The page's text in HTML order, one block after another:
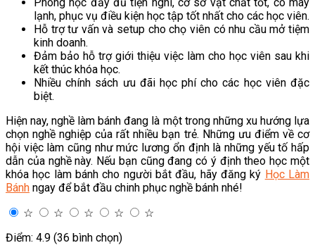
lạnh, phục vụ điều kiện học tập tốt nhất cho các học viên.
Hỗ trợ tư vấn và setup cho chọ viên có nhu cầu mở tiệm
kinh doanh.
Đảm bảo hỗ trợ giới thiệu việc làm cho học viên sau khi
kết thúc khóa học.
Nhiều chính sách ưu đãi học phí cho các học viên đặc
biệt.
Hiện nay, nghề làm bánh đang là một trong những xu hướng lựa
chọn nghề nghiệp của rất nhiều bạn trẻ. Những ưu điểm về cơ
hội việc làm cũng như mức lương ổn định là những yếu tố hấp
dẫn của nghề này. Nếu bạn cũng đang có ý định theo học một
khóa học làm bánh cho người bắt đầu, hãy đăng ký Học Làm
Bánh ngay để bắt đầu chinh phục nghề bánh nhé!
☆
☆ ☆ ☆
☆
Điểm: 4.9 (36 bình chọn)